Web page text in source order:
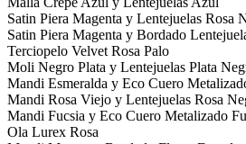
Satin Piera Magenta y Lentejuelas Rosa
Satin Piera Magenta y Bordado
Terciopelo Velvet Rosa Palo
Moli Negro Plata y Lentejuelas Plata
Mandi Esmeralda y Eco Cuero
Mandi Rosa Viejo y Lentejuelas Rosa
Mandi Fucsia y Eco Cuero Metalizado
Ola Lurex Rosa